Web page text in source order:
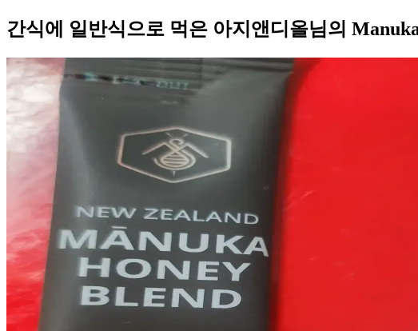
간식에 일반식으로 먹은 아지앤디올님의